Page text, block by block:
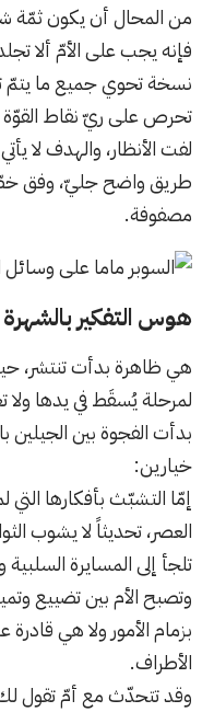
من المحال أن يكون
فإنه يجب على الأمّ ألا
نسخة تحوي جميع ما يتمّ
تحرص على ريّ نقاط
لفت الأنظار، والهدف لا
طريق واضح جليّ، وفق
مصفوفة.
هوس التفكير بالشهرة
هي ظاهرة بدأت تنتشر،
لمرحلة يُسقَط في يدها ولا
بدأت الفجوة بين الجيلين
خيارين:
إمّا التشبّث بأفكارها
العصر، تحديثاً لا يشوب
تلجأ إلى المسايرة
وتصبح الأم بين تضييع
بزمام الأمور ولا هي
الأطراف.
وقد تتحدّث مع أمّ تقول